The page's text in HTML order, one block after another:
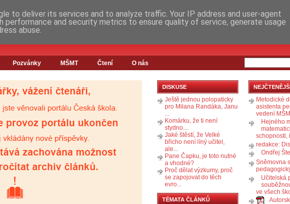
Pozvánky MŠMT Čtení O nás
DISKUSE
Ještě jednou polopaticky
pro Milana Randáka, Janu
...
Komárku, že ti není
stydno....
Jaké štěstí, že Velké
břicho není líný učitel,
ale...
Pane Čapku, je toto nutné
a vhodné?
Proč dělat výzkumy, proč
se zapojovat do těch
evro...
TÉMATA ČLÁNKŮ
Metodické
asistenta
vedení
Hejného
schopnosti,
redakce:
Ondřej
Sněmovna
Učitelská
ve všech
to deliver its services and to analyze traffic. Your IP address and user-agent
performance and security metrics to ensure quality of service, generate usage
abuse.